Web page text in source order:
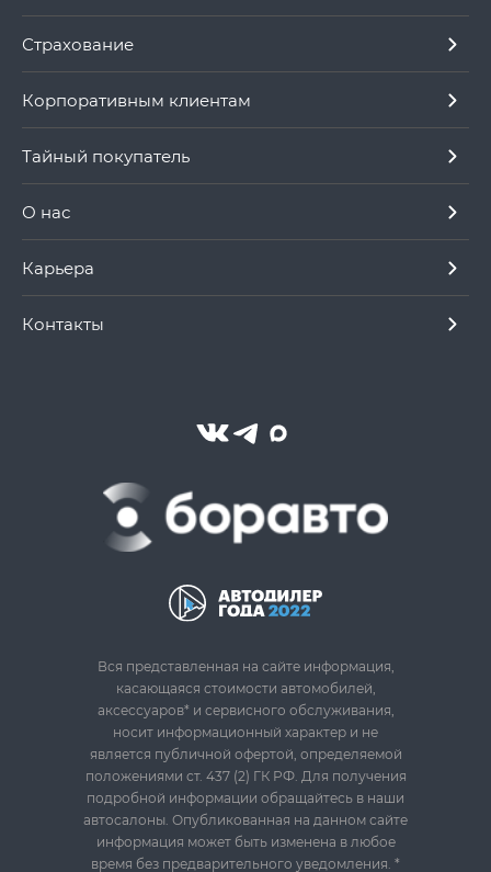
Страхование
Корпоративным клиентам
Тайный покупатель
О нас
Карьера
Контакты
Вся представленная на сайте информация,
касающаяся стоимости автомобилей,
аксессуаров* и сервисного обслуживания,
носит информационный характер и не
является публичной офертой, определяемой
положениями ст. 437 (2) ГК РФ. Для получения
подробной информации обращайтесь в наши
автосалоны. Опубликованная на данном сайте
информация может быть изменена в любое
время без предварительного уведомления. *